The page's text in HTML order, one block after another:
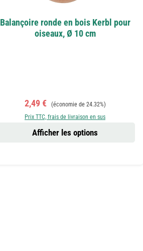
Balançoire ronde en bois Kerbl pour
oiseaux, Ø 10 cm
Prix de vente :
2,49 € Prix régulier :
(économie de 24.32%)
Prix TTC, frais de livraison en sus
Afficher les options